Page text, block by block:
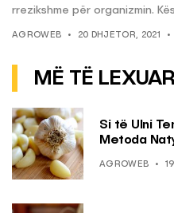
rrezikshme për organizmin.
AGROWEB 20 DHJETOR, 2021
MË TË
Si të Ulni
Metoda
AGROWEB